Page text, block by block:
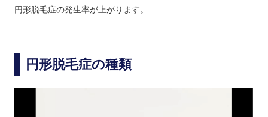
円形脱毛症の発生率が上がります。
円形脱毛症の種類